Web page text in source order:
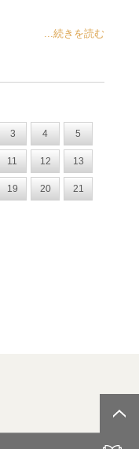
...続きを読む
3 4 5
11 12 13
19 20 21